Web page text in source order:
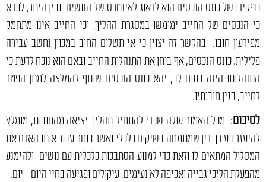
תפקידו של כונס הנכסים הוא לדאוג לאינטרס של הנושים ובין היתר, לוודא
כי הנכסים של החייב ימומשו במסגרת ההליך, וכי החייב אינו מתחמק
מפירעון חובו. בהקשר זה יצוין כי אי תשלום החוב במכוון נחשב עבירה
פלילית. כונס הנכסים, אף בוחן את התנהלות החייב ובאם הוא נוכח לדעת כי
התנהלותו הינה בתום לב, יהא כונס הנכסים שותף להמלצה למתן הפטר
לחייב, בגין חובותיו.
לסיכום: מכל האמור עולה שכדי להתחיל תהליך יציאה מהחובות, מומלץ
להיעזר בעורך דין שמתמחה בשיקום כלכלי ואשר בוחר עבור אותו האדם את
המסלול המתאים לו וזאת כדי למנוע הסתבכות כלכלית עם נושים ולהימנע
מהפעלת הליכי גבייה ואכיפה לא נעימים, עיקולים ופגיעה בחיי היום - יום.